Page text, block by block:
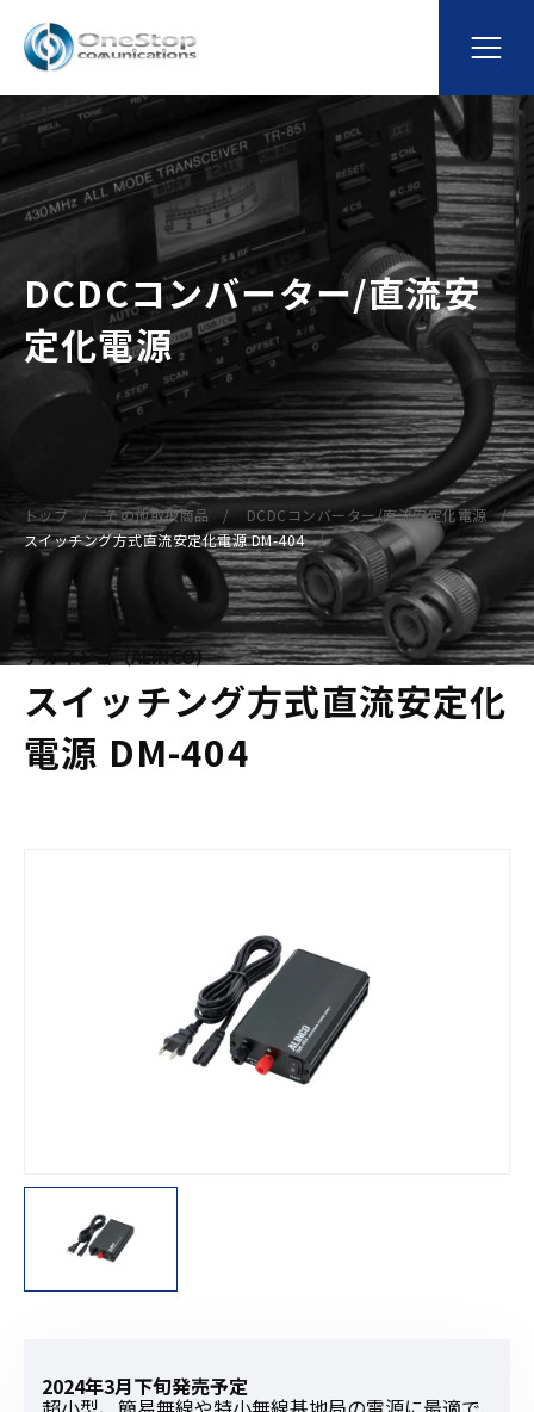
DCDCコンバーター/直流安
定化電源
トップ その他取扱商品
DCDCコンバーター/直流安定化電源
スイッチング方式直流安定化電源 DM-404
アルインコ（ALINCO）
スイッチング方式直流安定化
電源 DM-404
2024年3月下旬発売予定